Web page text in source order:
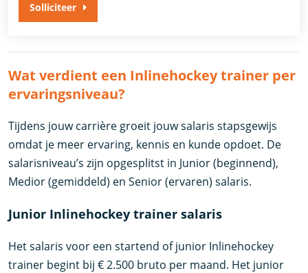
Solliciteer
Wat verdient een Inlinehockey trainer per
ervaringsniveau?
Tijdens jouw carrière groeit jouw salaris stapsgewijs
omdat je meer ervaring, kennis en kunde opdoet. De
salarisniveau’s zijn opgesplitst in Junior (beginnend),
Medior (gemiddeld) en Senior (ervaren) salaris.
Junior Inlinehockey trainer salaris
Het salaris voor een startend of junior Inlinehockey
trainer begint bij € 2.500 bruto per maand. Het junior